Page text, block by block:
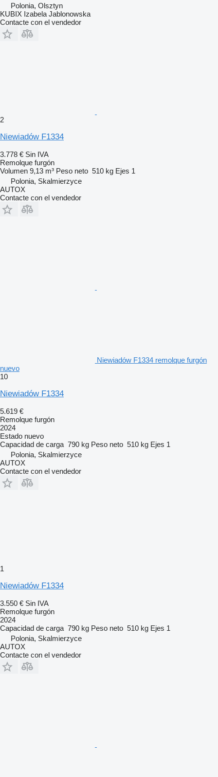
Polonia, Olsztyn
KUBIX Izabela Jablonowska
Contacte con el vendedor
2
Niewiadów F1334
3.778 € Sin IVA
Remolque furgón
Volumen 9,13 m³ Peso neto 510 kg Ejes 1
Polonia, Skalmierzyce
AUTOX
Contacte con el vendedor
Niewiadów F1334 remolque furgón
nuevo
10
Niewiadów F1334
5.619 €
Remolque furgón
2024
Estado nuevo
Capacidad de carga 790 kg Peso neto 510 kg Ejes 1
Polonia, Skalmierzyce
AUTOX
Contacte con el vendedor
1
Niewiadów F1334
3.550 € Sin IVA
Remolque furgón
2024
Capacidad de carga 790 kg Peso neto 510 kg Ejes 1
Polonia, Skalmierzyce
AUTOX
Contacte con el vendedor